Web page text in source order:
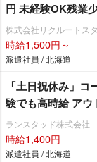
円 未経験OK残業
株式会社リクルートス
時給1,500円～
派遣社員 / 北海道
「土日祝休み」
験でも高時給 アウ
ランスタッド株式会社
時給1,400円
派遣社員 / 北海道